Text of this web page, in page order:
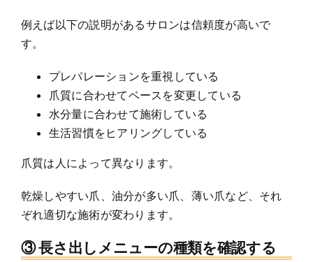
例えば以下の説明があるサロンは信頼度が高いで
す。
プレパレーションを重視している
爪質に合わせてベースを変更している
水分量に合わせて施術している
生活習慣をヒアリングしている
爪質は人によって異なります。
乾燥しやすい爪、油分が多い爪、薄い爪など、それ
ぞれ適切な施術が変わります。
③ 長さ出しメニューの種類を確認する